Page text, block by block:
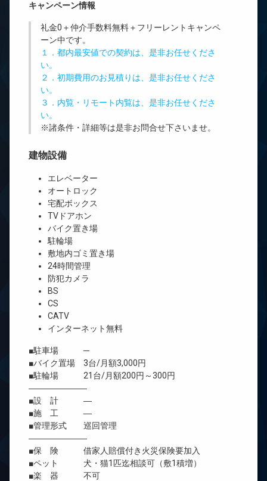
キャンペーン情報
礼金0 ＋仲介手数料無料＋ フリーレント キャンペ
ーン中です。
１．都内最安値での契約は、是非お任せくださ
い。
２．初期費用のお見積りは、是非お任せくださ
い。
３．内覧・リモート内覧は、是非お任せくださ
い。
※諸条件・詳細等は是非お問合せ下さいませ。
建物設備
エレベーター
オートロック
宅配ボックス
TVドアホン
バイク置き場
駐輪場
敷地内ゴミ置き場
24時間管理
防犯カメラ
BS
CS
CATV
インターネット無料
■駐車場 ─
■バイク置場 3台/月額3,000円
■駐輪場 21台/月額200円～300円
―――――――
■設 計 ―
■施 工 ―
■管理形式 巡回管理
―――――――
■保 険 借家人賠償付き火災保険要加入
■ペット 犬・猫1匹迄相談可（敷1積増）
■楽 器 不可